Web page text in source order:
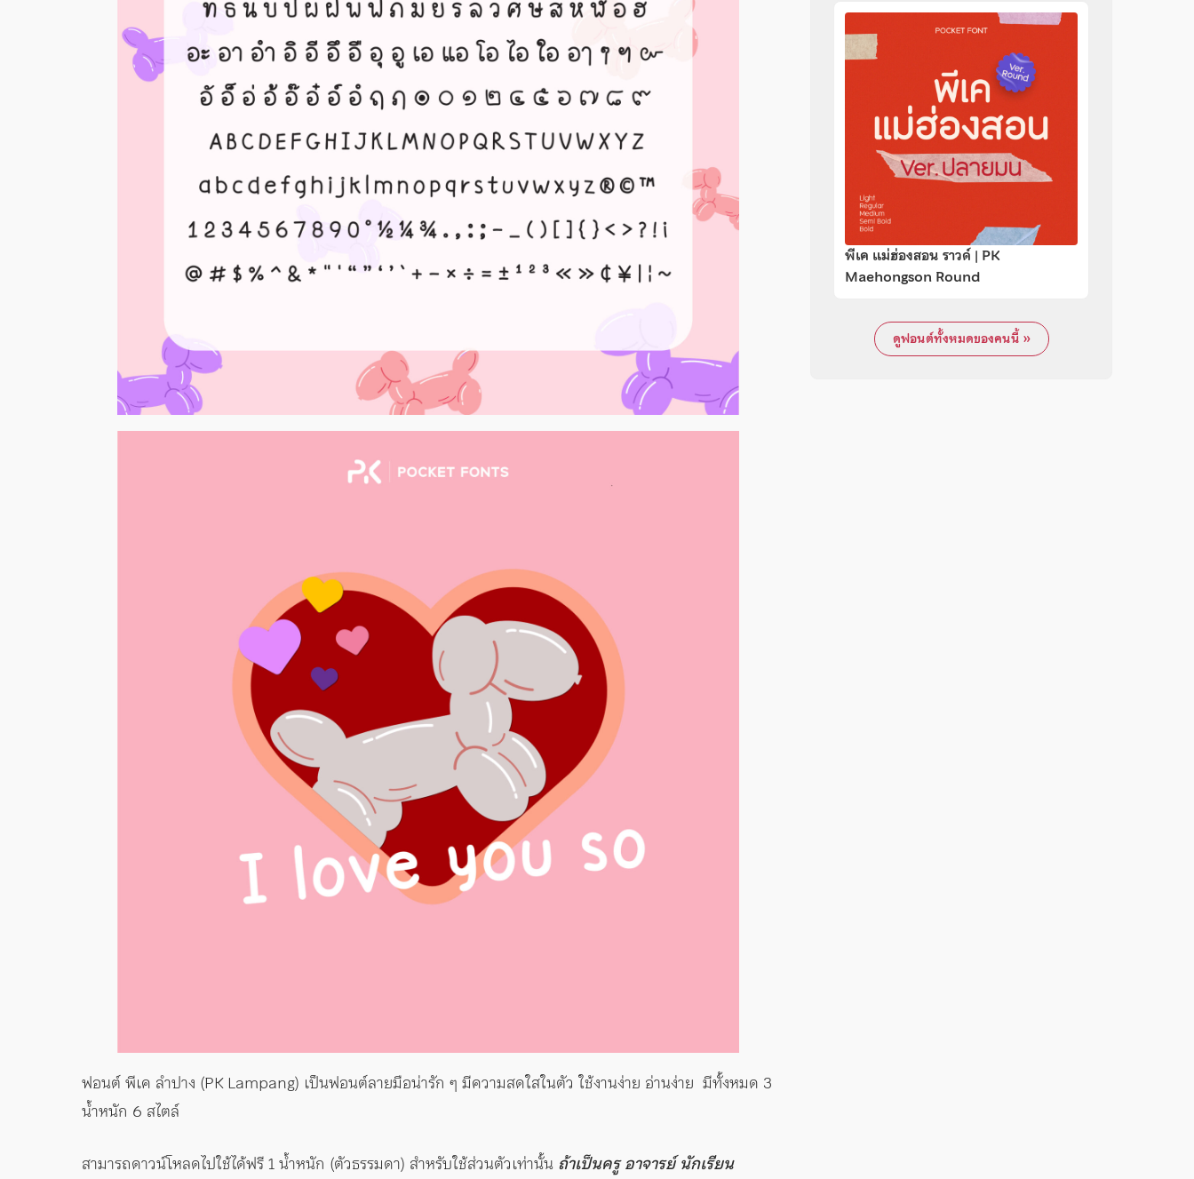
ฟอนต์ พีเค ลำปาง (PK Lampang) เป็นฟอนต์ลายมือน่ารัก ๆ มีความสดใสในตัว ใช้งานง่าย อ่านง่าย มีทั้งหมด 3
น้ำหนัก 6 สไตล์
สามารถดาวน์โหลดไปใช้ได้ฟรี 1 น้ำหนัก (ตัวธรรมดา) สำหรับใช้ส่วนตัวเท่านั้น ถ้าเป็นครู อาจารย์ นักเรียน
พีเค แม่ฮ่องสอน ราวด์ | PK
Maehongson Round
ดูฟอนต์ทั้งหมดของคนนี้ »